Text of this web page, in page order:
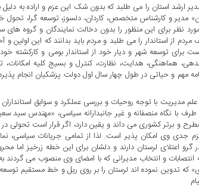
ارشد استان را می طلبد که بدون شک این عزم و اراده به
مدیر و کارشناس متخصص، کاردان، دلسوز، توسعه گرا،
نظر برای این منظور را بدون دخالت نمایندگان و گروه
از استاندار را می طلبد و مردم باید بدانند که این اولین
توسعه شهر و دیار خود از استاندار بومی و کارکشته
هماهنگی، هدایت، نظارت، کنترل و بسیج کلیه امکانات،
مهم و حیاتی در طول چهار سال اول دولت پزشکیان انجام
علم مدیریت با توجه روحیات و بررسی عملکرد و سوابق
با نگاه منصفانه و غیر جانبدارانه سیاسی، «مهندس سید
مطرح و برتر کشوری می داند و یقین دارد، اگر قرار است تحولی
جدی وی امکان پذیر است. لذا از تمامی جریانات سیاسی،
اعتلای لرستان دارند و دلشان برای این خطه زرخیز اما
انتصابات و انتخاب مدیرانی که با امضای وی منصوب می گردند
که تدوین نموده اند لرستان را بر روی ریل و خط مستقیم